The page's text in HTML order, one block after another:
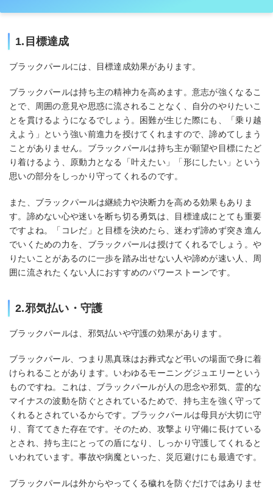
1.目標達成
ブラックパールには、目標達成効果があります。
ブラックパールは持ち主の精神力を高めます。意志が強くなるこ
とで、周囲の意見や思惑に流されることなく、自分のやりたいこ
とを貫けるようになるでしょう。困難が生じた際にも、「乗り越
えよう」という強い前進力を授けてくれますので、諦めてしまう
ことがありません。ブラックパールは持ち主が願望や目標にたど
り着けるよう、原動力となる「叶えたい」「形にしたい」という
思いの部分をしっかり守ってくれるのです。
また、ブラックパールは継続力や決断力を高める効果もありま
す。諦めない心や迷いを断ち切る勇気は、目標達成にとても重要
ですよね。「コレだ」と目標を決めたら、迷わず諦めず突き進ん
でいくための力を、ブラックパールは授けてくれるでしょう。や
りたいことがあるのに一歩を踏み出せない人や諦めが速い人、周
囲に流されたくない人におすすめのパワーストーンです。
2.邪気払い・守護
ブラックパールは、邪気払いや守護の効果があります。
ブラックパール、つまり黒真珠はお葬式など弔いの場面で身に着
けられることがあります。いわゆるモーニングジュエリーという
ものですね。これは、ブラックパールが人の思念や邪気、霊的な
マイナスの波動を防ぐとされているためで、持ち主を強く守って
くれるとされているからです。ブラックパールは母貝が大切に守
り、育ててきた存在です。そのため、攻撃より守備に長けている
とされ、持ち主にとっての盾になり、しっかり守護してくれると
いわれています。事故や病魔といった、災厄避けにも最適です。
ブラックパールは外からやってくる穢れを防ぐだけではありませ